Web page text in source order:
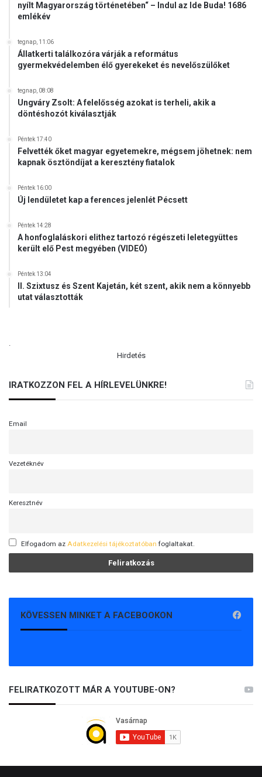
nyílt Magyarország történetében“ – Indul az Ide Buda! 1686
emlékév
tegnap, 11:06
Állatkerti találkozóra várják a református
gyermekvédelemben élő gyerekeket és nevelőszülőket
tegnap, 08:08
Ungváry Zsolt: A felelősség azokat is terheli, akik a
döntéshozót kiválasztják
Péntek 17:40
Felvették őket magyar egyetemekre, mégsem jöhetnek: nem
kapnak ösztöndíjat a keresztény fiatalok
Péntek 16:00
Új lendületet kap a ferences jelenlét Pécsett
Péntek 14:28
A honfoglaláskori elithez tartozó régészeti leletegyüttes
került elő Pest megyében (VIDEÓ)
Péntek 13:04
II. Szixtusz és Szent Kajetán, két szent, akik nem a könnyebb
utat választották
.
Hirdetés
IRATKOZZON FEL A HÍRLEVELÜNKRE!
Email
Vezetéknév
Keresztnév
Elfogadom az Adatkezelési tájékoztatóban foglaltakat.
KÖVESSEN MINKET A FACEBOOKON
FELIRATKOZOTT MÁR A YOUTUBE-ON?